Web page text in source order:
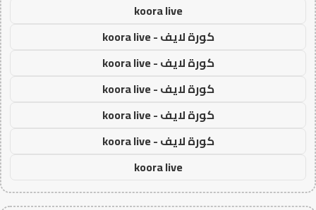
koora live
كورة لايف - koora live
كورة لايف - koora live
كورة لايف - koora live
كورة لايف - koora live
كورة لايف - koora live
koora live